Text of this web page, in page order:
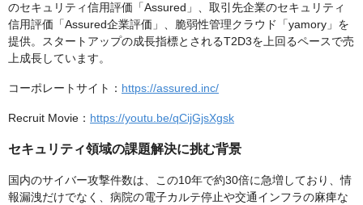
のセキュリティ信用評価「Assured」、取引先企業のセキュリティ
信用評価「Assured企業評価」、脆弱性管理クラウド「yamory」を
提供。スタートアップの成長指標とされるT2D3を上回るペースで売
上成長しています。
コーポレートサイト： https://assured.inc/
Recruit Movie： https://youtu.be/qCijGjsXgsk
セキュリティ領域の課題解決に挑む背景
国内のサイバー攻撃件数は、この10年で約30倍に急増しており、情
報漏洩だけでなく、病院の電子カルテ停止や交通インフラの麻痺な